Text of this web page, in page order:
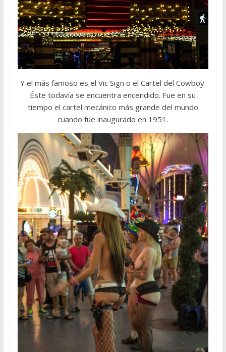
Y el más famoso es el Vic Sign o el Cartel del Cowboy.
Éste todavía se encuentra encendido. Fue en su
tiempo el cartel mecánico más grande del mundo
cuando fue inaugurado en 1951.